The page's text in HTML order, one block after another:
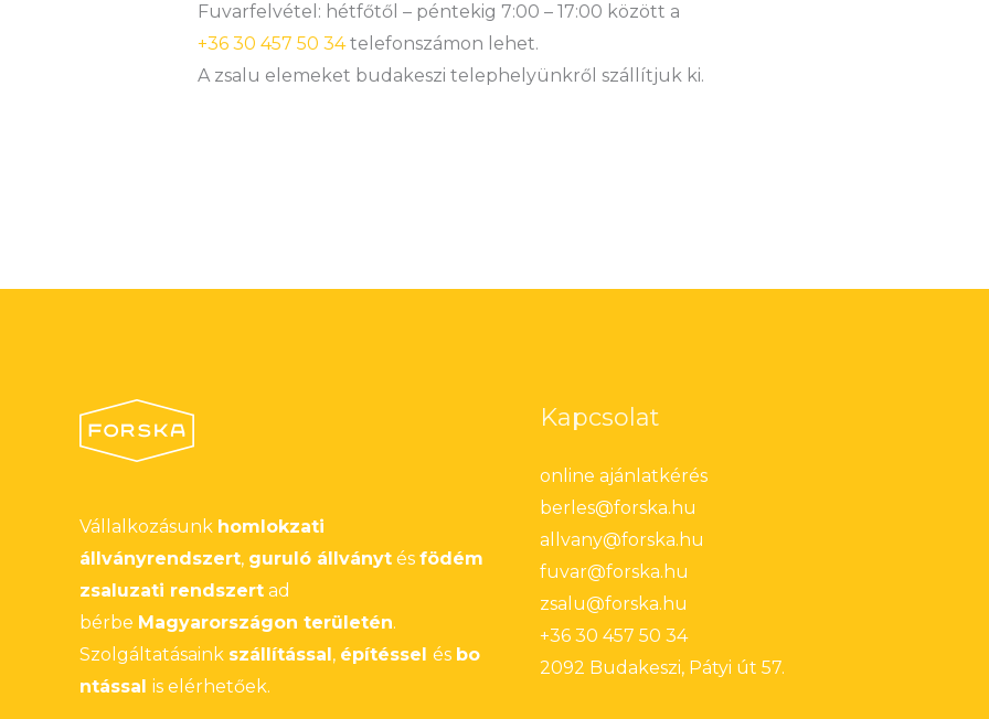
Fuvarfelvétel: hétfőtől – péntekig 7:00 – 17:00 között a
+36 30 457 50 34telefonszámon lehet.
A zsalu elemeket budakeszi telephelyünkről szállítjuk ki.
Vállalkozásunk homlokzati
állványrendszert, guruló állványt és födém
zsaluzati rendszert ad
bérbe Magyarországon területén.
Szolgáltatásaink szállítással , építéssel és bo
ntással is elérhetőek.
Kapcsolat
online ajánlatkérés
berles@forska.hu
allvany@forska.hu
fuvar@forska.hu
zsalu@forska.hu
+36 30 457 50 34
2092 Budakeszi, Pátyi út 57.